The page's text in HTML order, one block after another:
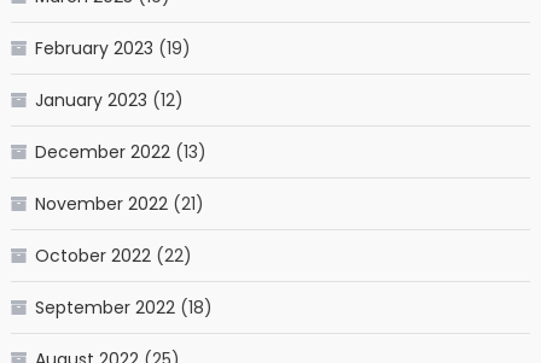
February 2023 (19)
January 2023 (12)
December 2022(13)
November 2022(21)
October 2022(22)
September 2022(18)